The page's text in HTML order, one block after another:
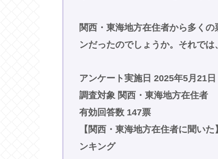
関西・東海地方在住者から多く
ンだったのでしょうか。それで
アンケート実施日 2025年5月21日
調査対象 関西・東海地方在住者
有効回答数 147票
【関西・東海地方在住者に聞い
ンキング